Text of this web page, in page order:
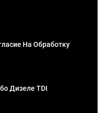
На Обработку
Дизеле TDI